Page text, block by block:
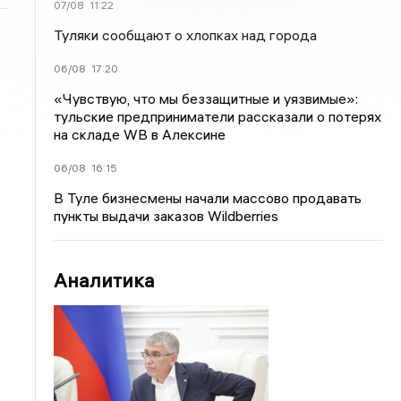
07/08 11:22
Туляки сообщают о хлопках над города
06/08 17:20
«Чувствую, что мы беззащитные и уязвимые»:
тульские предприниматели рассказали о потерях
на складе WB в Алексине
06/08 16:15
В Туле бизнесмены начали массово продавать
пункты выдачи заказов Wildberries
Аналитика